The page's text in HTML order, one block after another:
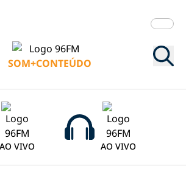
SOM+CONTEÚDO
AO VIVO AO VIVO